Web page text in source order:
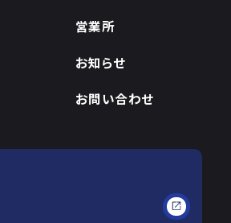
営業所
お知らせ
お問い合わせ